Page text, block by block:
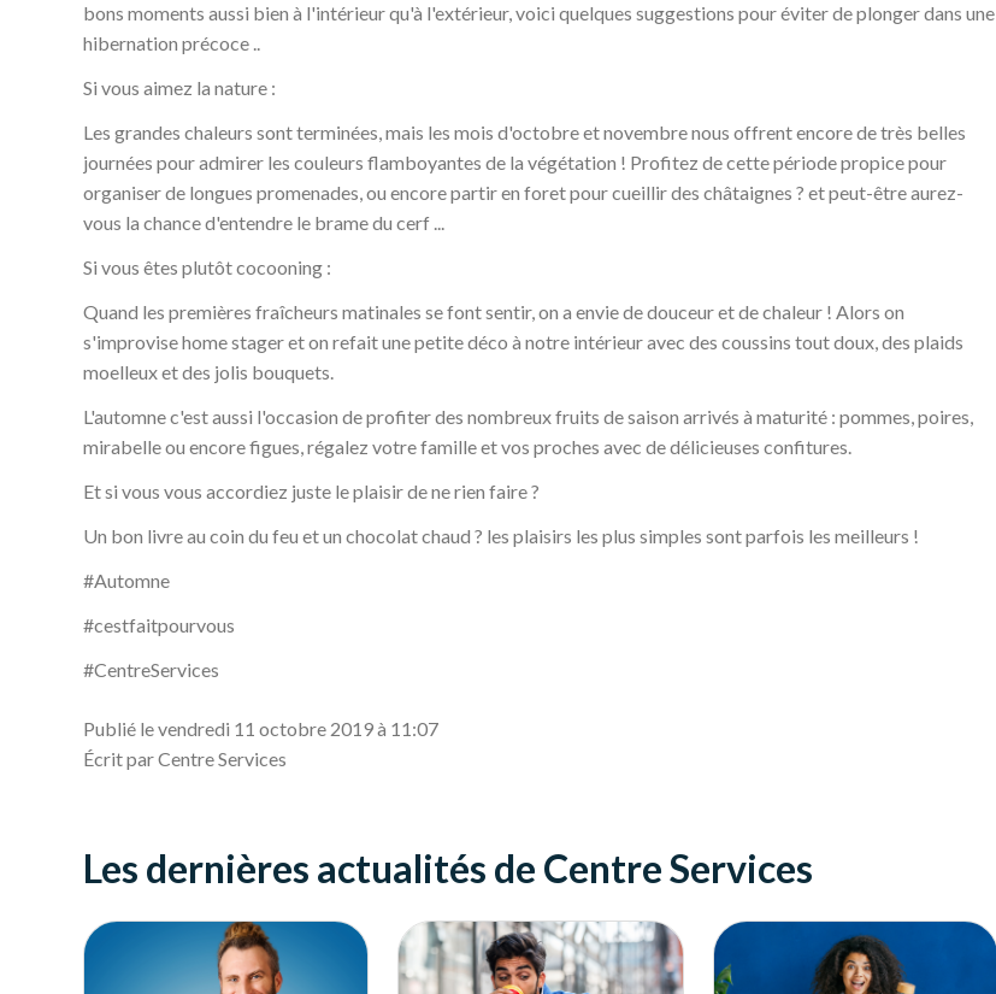
bons moments aussi bien à l'intérieur qu'à l'extérieur, voici quelques suggestions pour éviter de plonger dans une
hibernation précoce ..
Si vous aimez la nature :
Les grandes chaleurs sont terminées, mais les mois d'octobre et novembre nous offrent encore de très belles
journées pour admirer les couleurs flamboyantes de la végétation ! Profitez de cette période propice pour
organiser de longues promenades, ou encore partir en foret pour cueillir des châtaignes ? et peut-être aurez-
vous la chance d'entendre le brame du cerf ...
Si vous êtes plutôt cocooning :
Quand les premières fraîcheurs matinales se font sentir, on a envie de douceur et de chaleur ! Alors on
s'improvise home stager et on refait une petite déco à notre intérieur avec des coussins tout doux, des plaids
moelleux et des jolis bouquets.
L'automne c'est aussi l'occasion de profiter des nombreux fruits de saison arrivés à maturité : pommes, poires,
mirabelle ou encore figues, régalez votre famille et vos proches avec de délicieuses confitures.
Et si vous vous accordiez juste le plaisir de ne rien faire ?
Un bon livre au coin du feu et un chocolat chaud ? les plaisirs les plus simples sont parfois les meilleurs !
#Automne
#cestfaitpourvous
#CentreServices
Publié le vendredi 11 octobre 2019 à 11:07
Écrit par Centre Services
Les dernières actualités de Centre Services